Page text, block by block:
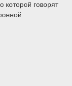
которой говорят